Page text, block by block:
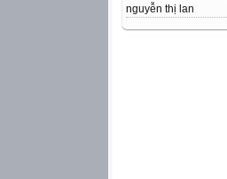
nguyễn thị lan